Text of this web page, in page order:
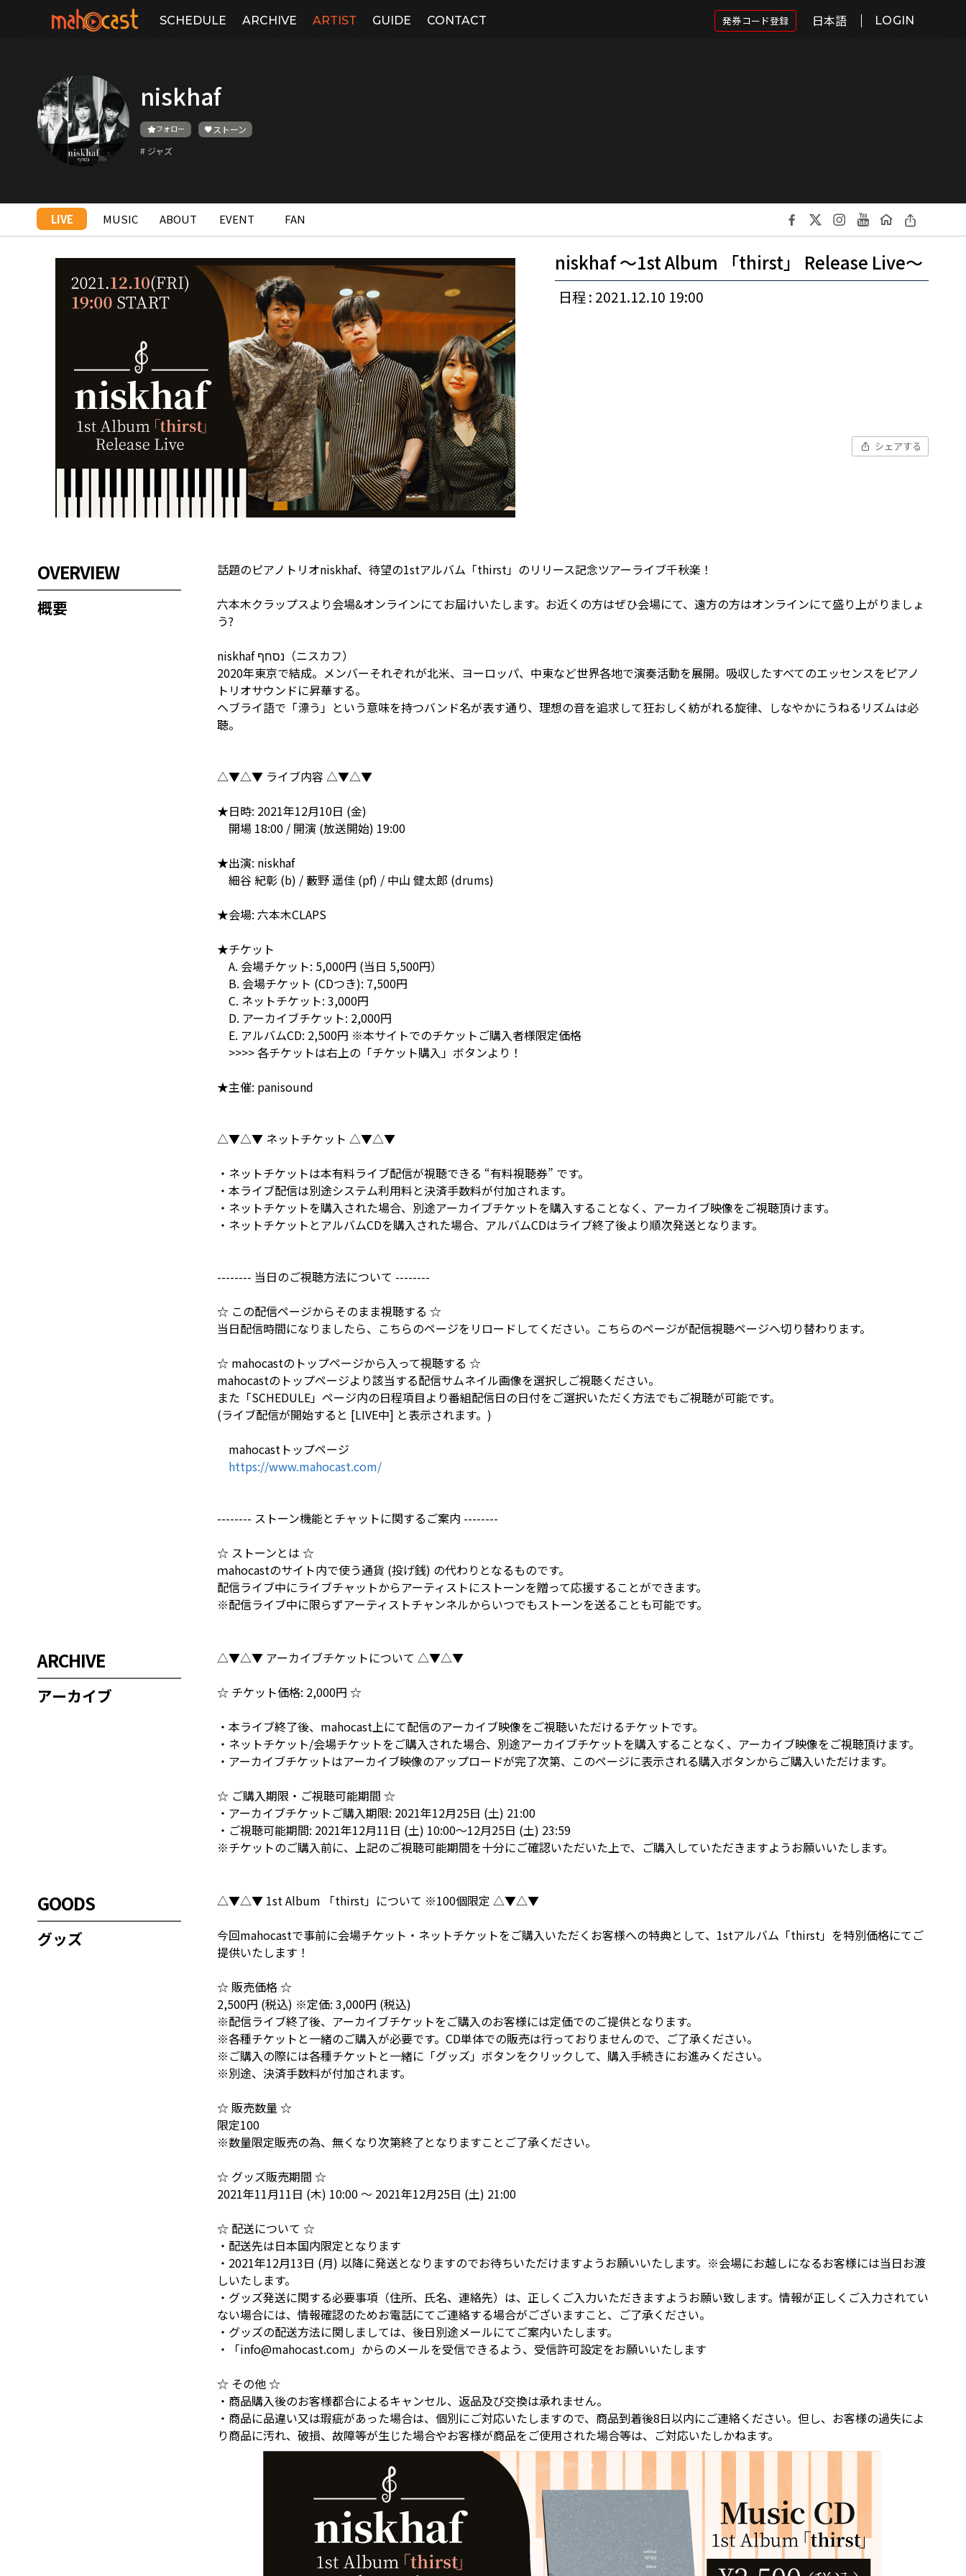
SCHEDULE ARCHIVE ARTIST GUIDE CONTACT 発券コード登録 日本語 LOGIN
niskhaf
フォロー
ストーン
# ジャズ
LIVE MUSIC ABOUT EVENT FAN
niskhaf 〜1st Album 「thirst」 Release Live〜
日程 : 2021.12.10 19:00
シェアする
OVERVIEW
概要
話題のピアノトリオniskhaf、待望の1stアルバム「thirst」のリリース記念ツアーライブ千秋楽！
六本木クラップスより会場&オンラインにてお届けいたします。お近くの方はぜひ会場にて、遠方の方はオンラインにて盛り上がりましょ
う?
niskhaf נסחף（ニスカフ）
2020年東京で結成。メンバーそれぞれが北米、ヨーロッパ、中東など世界各地で演奏活動を展開。吸収したすべてのエッセンスをピアノ
トリオサウンドに昇華する。
ヘブライ語で「漂う」という意味を持つバンド名が表す通り、理想の音を追求して狂おしく紡がれる旋律、しなやかにうねるリズムは必
聴。
△▼△▼ ライブ内容 △▼△▼
★日時: 2021年12月10日 (金)
開場 18:00 / 開演 (放送開始) 19:00
★出演: niskhaf
細谷 紀彰 (b) / 藪野 遥佳 (pf) / 中山 健太郎 (drums)
★会場: 六本木CLAPS
★チケット
A. 会場チケット: 5,000円 (当日 5,500円）
B. 会場チケット (CDつき): 7,500円
C. ネットチケット: 3,000円
D. アーカイブチケット: 2,000円
E. アルバムCD: 2,500円 ※本サイトでのチケットご購入者様限定価格
>>>> 各チケットは右上の「チケット購入」ボタンより！
★主催: panisound
△▼△▼ ネットチケット △▼△▼
・ネットチケットは本有料ライブ配信が視聴できる “有料視聴券” です。
・本ライブ配信は別途システム利用料と決済手数料が付加されます。
・ネットチケットを購入された場合、別途アーカイブチケットを購入することなく、アーカイブ映像をご視聴頂けます。
・ネットチケットとアルバムCDを購入された場合、アルバムCDはライブ終了後より順次発送となります。
-------- 当日のご視聴方法について --------
☆ この配信ページからそのまま視聴する ☆
当日配信時間になりましたら、こちらのページをリロードしてください。こちらのページが配信視聴ページへ切り替わります。
☆ mahocastのトップページから入って視聴する ☆
mahocastのトップページより該当する配信サムネイル画像を選択しご視聴ください。
また「SCHEDULE」ページ内の日程項目より番組配信日の日付をご選択いただく方法でもご視聴が可能です。
(ライブ配信が開始すると [LIVE中] と表示されます。)
mahocastトップページ
https://www.mahocast.com/
-------- ストーン機能とチャットに関するご案内 --------
☆ ストーンとは ☆
ｍahocastのサイト内で使う通貨 (投げ銭) の代わりとなるものです。
配信ライブ中にライブチャットからアーティストにストーンを贈って応援することができます。
※配信ライブ中に限らずアーティストチャンネルからいつでもストーンを送ることも可能です。
ARCHIVE
アーカイブ
△▼△▼ アーカイブチケットについて △▼△▼
☆ チケット価格: 2,000円 ☆
・本ライブ終了後、mahocast上にて配信のアーカイブ映像をご視聴いただけるチケットです。
・ネットチケット/会場チケットをご購入された場合、別途アーカイブチケットを購入することなく、アーカイブ映像をご視聴頂けます。
・アーカイブチケットはアーカイブ映像のアップロードが完了次第、このページに表示される購入ボタンからご購入いただけます。
☆ ご購入期限・ご視聴可能期間 ☆
・アーカイブチケットご購入期限: 2021年12月25日 (土) 21:00
・ご視聴可能期間: 2021年12月11日 (土) 10:00～12月25日 (土) 23:59
※チケットのご購入前に、上記のご視聴可能期間を十分にご確認いただいた上で、ご購入していただきますようお願いいたします。
GOODS
グッズ
△▼△▼ 1st Album 「thirst」について ※100個限定 △▼△▼
今回mahocastで事前に会場チケット・ネットチケットをご購入いただくお客様への特典として、1stアルバム「thirst」を特別価格にてご
提供いたします！
☆ 販売価格 ☆
2,500円 (税込) ※定価: 3,000円 (税込)
※配信ライブ終了後、アーカイブチケットをご購入のお客様には定価でのご提供となります。
※各種チケットと一緒のご購入が必要です。CD単体での販売は行っておりませんので、ご了承ください。
※ご購入の際には各種チケットと一緒に「グッズ」ボタンをクリックして、購入手続きにお進みください。
※別途、決済手数料が付加されます。
☆ 販売数量 ☆
限定100
※数量限定販売の為、無くなり次第終了となりますことご了承ください。
☆ グッズ販売期間 ☆
2021年11月11日 (木) 10:00 ～ 2021年12月25日 (土) 21:00
☆ 配送について ☆
・配送先は日本国内限定となります
・2021年12月13日 (月) 以降に発送となりますのでお待ちいただけますようお願いいたします。※会場にお越しになるお客様には当日お渡
しいたします。
・グッズ発送に関する必要事項（住所、氏名、連絡先）は、正しくご入力いただきますようお願い致します。情報が正しくご入力されてい
ない場合には、情報確認のためお電話にてご連絡する場合がございますこと、ご了承ください。
・グッズの配送方法に関しましては、後日別途メールにてご案内いたします。
・「info@mahocast.com」からのメールを受信できるよう、受信許可設定をお願いいたします
☆ その他 ☆
・商品購入後のお客様都合によるキャンセル、返品及び交換は承れません。
・商品に品違い又は瑕疵があった場合は、個別にご対応いたしますので、商品到着後8日以内にご連絡ください。但し、お客様の過失によ
り商品に汚れ、破損、故障等が生じた場合やお客様が商品をご使用された場合等は、ご対応いたしかねます。